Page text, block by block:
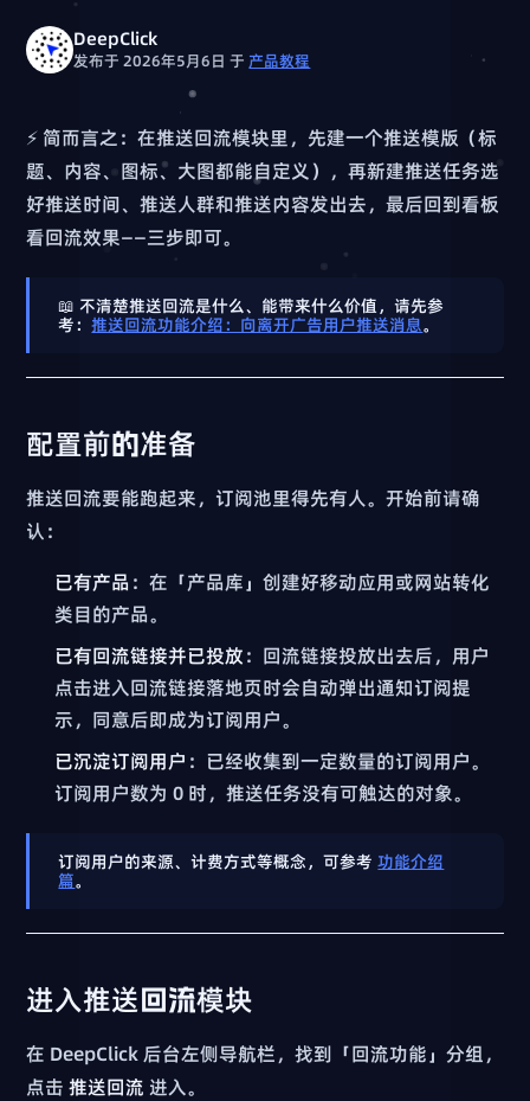
DeepClick
发布于 2026年5月6日于 产品教程
⚡ 简而言之：在推送回流模块里，先建一个推送模版（标
题、内容、图标、大图都能自定义），再新建推送任务选
好推送时间、推送人群和推送内容发出去，最后回到看板
看回流效果——三步即可。
📖 不清楚推送回流是什么、能带来什么价值，请先参
考：推送回流功能介绍：向离开广告用户推送消息。
配置前的准备
推送回流要能跑起来，订阅池里得先有人。开始前请确
认：
已有产品 ：在「产品库」创建好移动应用或网站转化
类目的产品。
已有回流链接并已投放：回流链接投放出去后，用户
点击进入回流链接落地页时会自动弹出通知订阅提
示，同意后即成为订阅用户。
已沉淀订阅用户 ：已经收集到一定数量的订阅用户。
订阅用户数为 0 时，推送任务没有可触达的对象。
订阅用户的来源、计费方式等概念，可参考功能介绍
篇。
进入推送回流模块
在 DeepClick 后台左侧导航栏，找到「回流功能」分组，
点击推送回流 进入。